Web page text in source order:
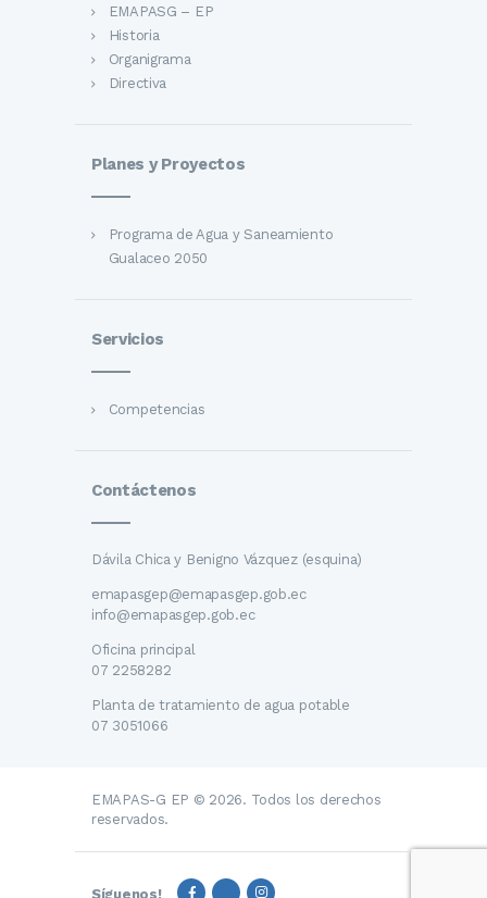
EMAPASG – EP
Historia
Organigrama
Directiva
Planes y Proyectos
Programa de Agua y Saneamiento
Gualaceo 2050
Servicios
Competencias
Contáctenos
Dávila Chica y Benigno Vázquez (esquina)
emapasgep@emapasgep.gob.ec
info@emapasgep.gob.ec
Oficina principal
07 2258282
Planta de tratamiento de agua potable
07 3051066
EMAPAS-G EP © 2026. Todos los derechos
reservados.
Síguenos!